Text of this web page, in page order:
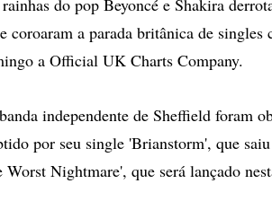
do pop Beyoncé e Shakira
coroaram a parada britânica de
a Official UK Charts Company.
independente de Sheffield foram
por seu single 'Brianstorm', que
Nightmare', que será lançado